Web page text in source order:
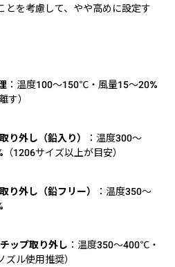
とを考慮して、やや高めに設定す
：温度100〜150℃・風量15〜20%
す）
り外し（鉛入り）
：温度300〜
1206サイズ以上が目安）
り外し（鉛フリー）
：温度350〜
ップ取り外し ：温度350〜400℃・
ル使用推奨）